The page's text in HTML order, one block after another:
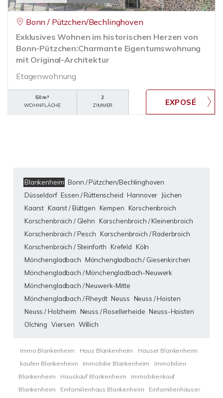
Bonn / Pützchen/Bechlinghoven
Exklusives Wohnen im historischen Herzen von
Bonn-Pützchen:Charmante Eigentumswohnung
mit Original-Architektur
Etagenwohnung
50 m²
WOHNFLÄCHE
2
ZIMMER
Blankenheim Bonn / Pützchen/Bechlinghoven
Düsseldorf Essen / Rüttenscheid Hannover Jüchen
Kaarst Kaarst / Büttgen Kempen Korschenbroich
Korschenbroich / Glehn Korschenbroich / Kleinenbroich
Korschenbroich / Pesch Korschenbroich / Raderbroich
Korschenbroich / Steinforth Krefeld Köln
Mönchengladbach Mönchengladbach / Giesenkirchen
Mönchengladbach / Mönchengladbach-Neuwerk
Mönchengladbach / Neuwerk-Mitte
Mönchengladbach / Rheydt Neuss Neuss / Hoisten
Neuss / Holzheim Neuss / Rosellerheide Neuss-Hoisten
Olching Viersen Willich
Immo Blankenheim Haus Blankenheim
Häuser Blankenheim
kaufen Blankenheim
Immobilie Blankenheim
Immobilien
Blankenheim
Hauskauf Blankenheim
Immobilienkauf
Blankenheim
Einfamilienhaus Blankenheim
Einfamilienhäuser